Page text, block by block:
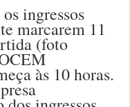
ingressos
marcarem 11
(foto
às 10 horas.